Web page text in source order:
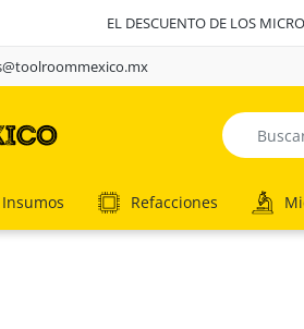
EL DESCUENTO DE LOS
Insumos Refacciones